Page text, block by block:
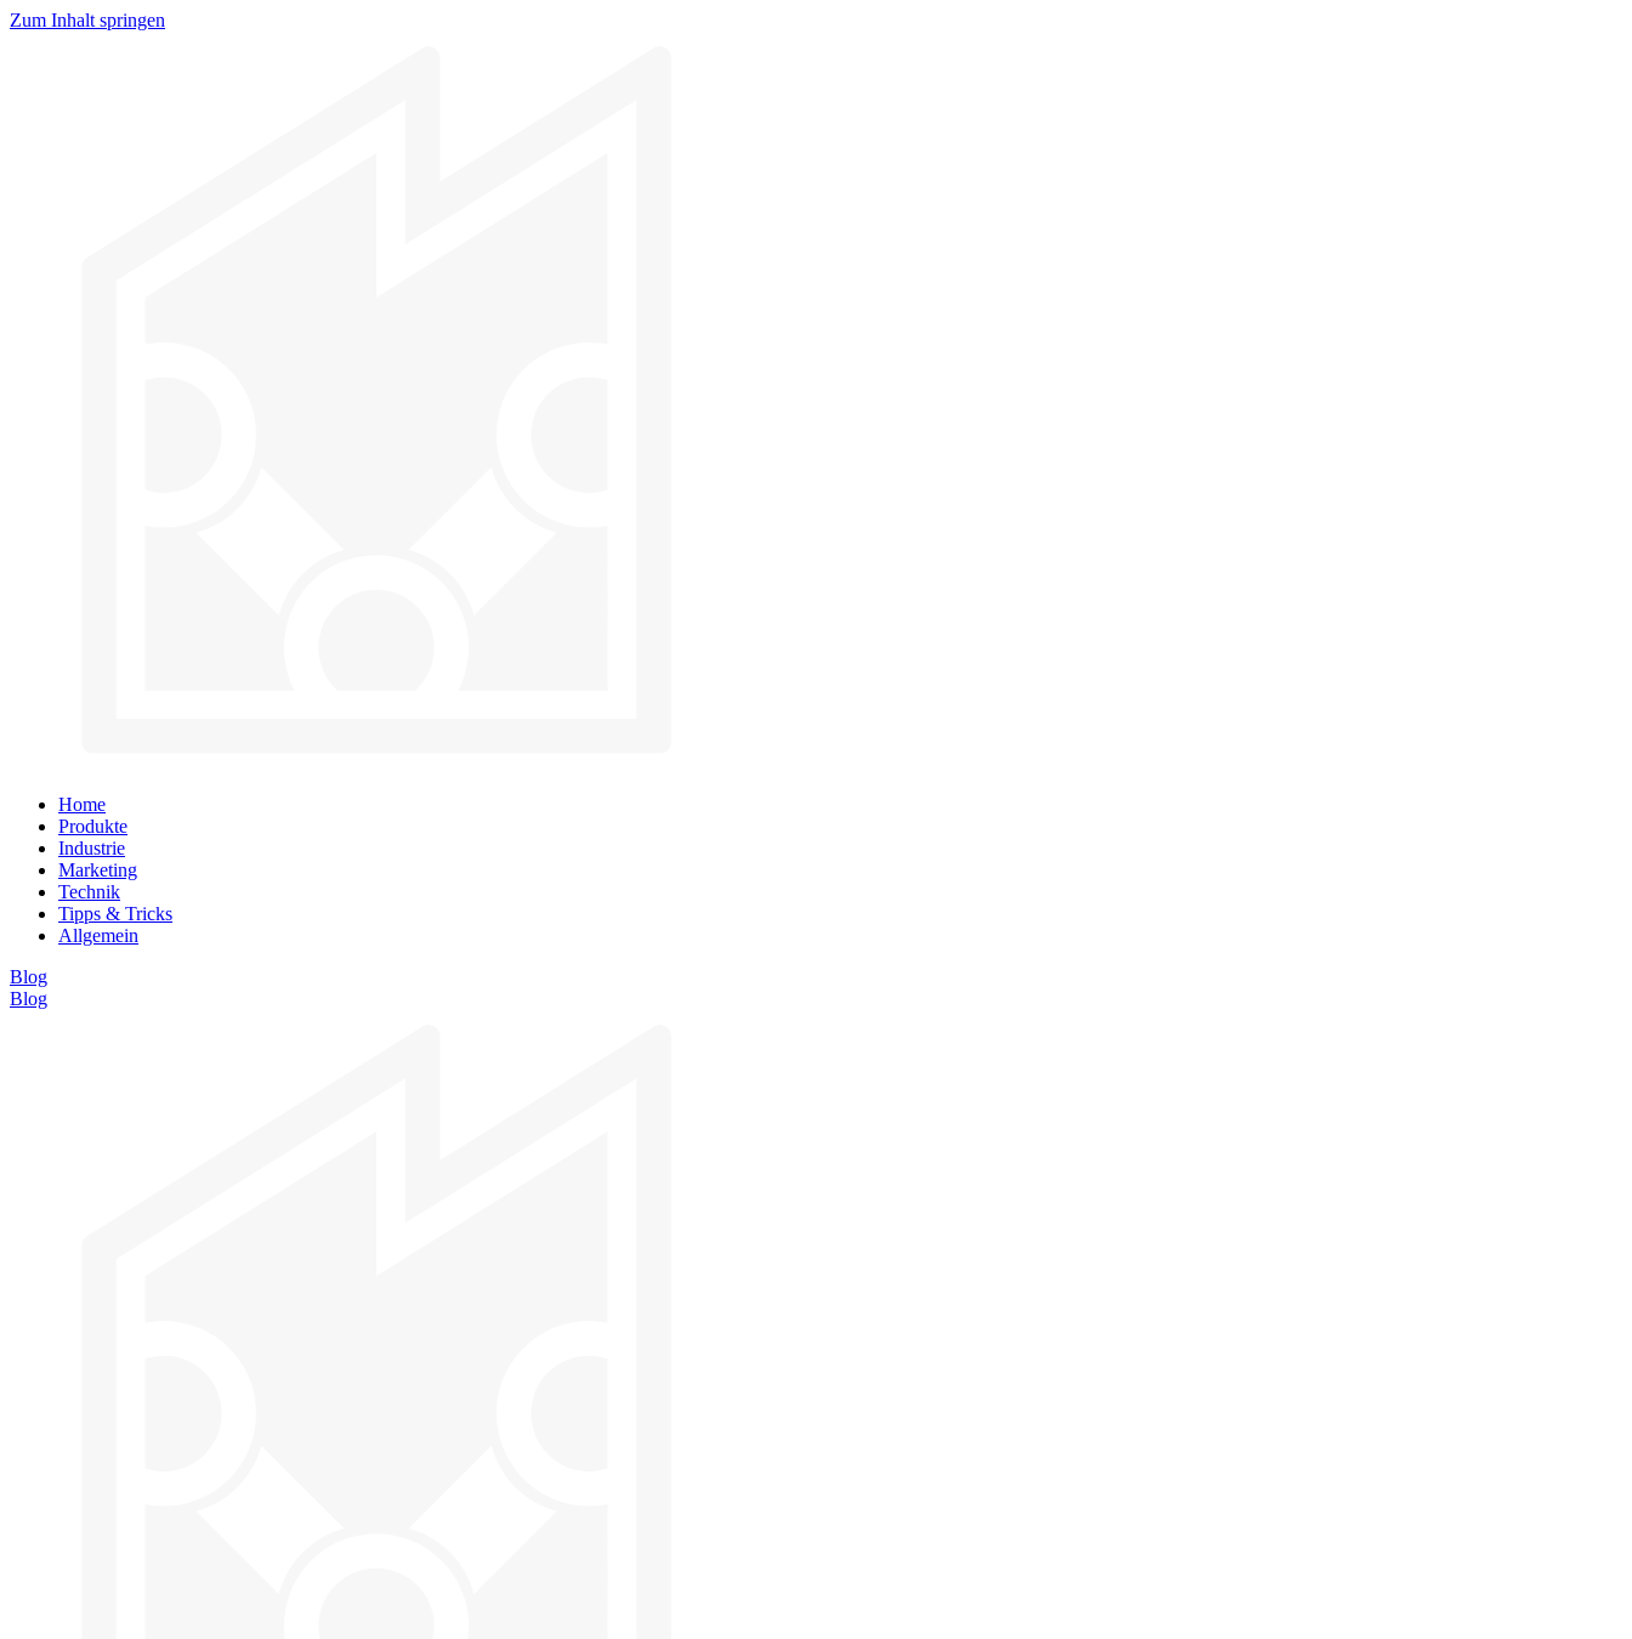
Zum Inhalt springen
Home
Produkte
Industrie
Marketing
Technik
Tipps & Tricks
Allgemein
Blog
Blog